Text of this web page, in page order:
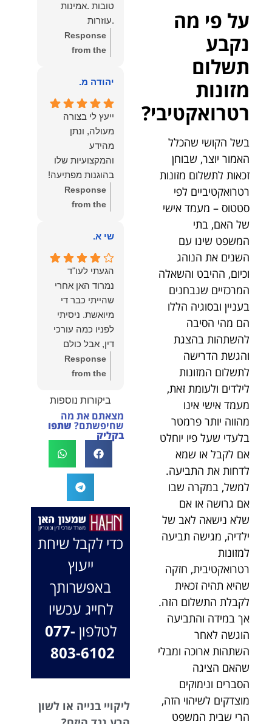
על פי מה
נקבע
תשלום
מזונות
רטרואקטיבי?
בשל הקושי שהכלל
האמור יוצר, שבוחן
זכאות לתשלום מזונות
רטרואקטיביים לפי
סטטוס – מעמד אישי
של האם, בתי
המשפט שינו עם
השנים את הנוהג
וכיום, ההיבט והשאלה
המרכזיים שנבחנים
בעניין ובסוגיה הללו
הם מהי הסיבה
להשתהות בהצגת
והגשת הדרישה
לתשלום המזונות
לילדים ולעומת זאת,
מעמד אישי אינו
מהווה יותר פרמטר
בלעדי שעל פיו יוחלט
אם לקבל או שמא
לדחות את התביעה.
למשל, במקרה שבו
אם גרושה או אם
שלא נישאה לאב של
ילדיה, מגישה תביעה
למזונות
רטרואקטיבית, חזקה
שהיא תהיה זכאית
לקבלת התשלום הזה.
אך במידה והתביעה
הוגשה לאחר
השתהות ארוכה ומבלי
שהאם הציגה
הסברים ונימוקים
מוצדקים לשיהוי הזה,
הרי שבית המשפט
טובות .אמינות
.עוזרות
.ומקשיבות .אין לי
מילים להודות
העוצמות
.והצגת אמת
.תודה לכם תמיד
תשאירו לי אור
בעניים .
Response
from the
רבה על המילים
והחמות! כיף
גדול לשמוע
שהרגשת בידיים
טובות. בשביל
הצוות שלנו זה
שווה את הכל.
נשמח תמיד
לעמוד לרשותך!
משרד עורכי דין
ונוטריון
יהודה מ.
ייעץ לי בצורה
מעולה, ונתן
מהידע
והמקצועיות שלו
בהוגנות מפתיעה!
Response
from the
יהודה, תודה
שמחנו מאוד
לשמוע שהייעוץ
עזר לך ושהיית
מרוצה.
מבחינתנו הוגנות
ומקצועיות הן
מעל הכל. נשמח
תמיד לעמוד
לרשותך בהמשך
שי א.
הגעתי לעו"ד
נמרוד האן אחרי
שהייתי כבר די
מיואשת. ניסיתי
לפניו כמה עורכי
דין, אבל כולם
נרתעו כי היה
מדובר בנושא
וסירבו לקחת
אותו.לאחר
שסיפרתי בקצרה
המקרה, הוא
החליט לייצג אותי
בלי לחשוב
פעמיים, הקשיב
לי ולקח את התיק
שלי פרו בונו מכל
הלב.
Response
from the
רבה על המילים
החמות ועל
האמון. שמחנו
לעמוד לצידך,
במיוחד בתיק לא
פשוט, ומאחלים
לך המון הצלחה
בהמשך. תמיד
כאן בשבילך.
בברכה, משרד
עו"ד שמעון האן
ונוטריון
ביקורות נוספות
מצאתם את מה
שחיפשתם? שתפו
בקליק
כדי לקבל שיחת
ייעוץ
באפשרותך
לחייג עכשיו
לטלפון 077-
803-6102
ליקויי בנייה או לשון